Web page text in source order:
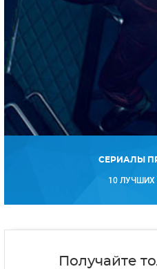
СЕРИАЛЫ
10 ЛУЧШИХ
Получайте